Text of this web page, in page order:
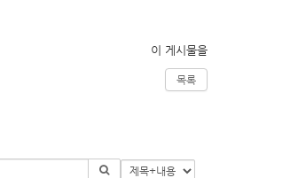
이 게시물을
목록